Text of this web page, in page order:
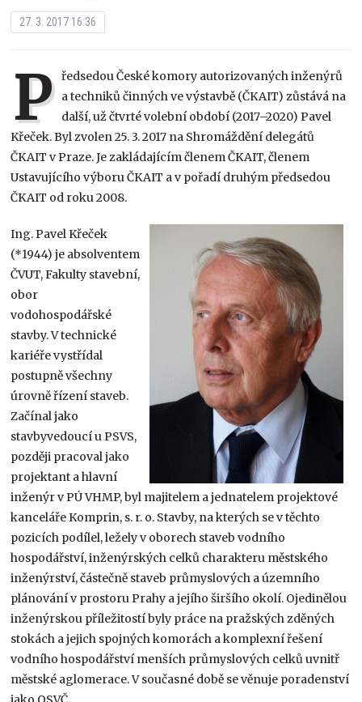
27. 3. 2017 16:36
P ředsedou České komory autorizovaných inženýrů
a techniků činných ve výstavbě (ČKAIT) zůstává na
další, už čtvrté volební období (2017–2020) Pavel
Křeček. Byl zvolen 25. 3. 2017 na Shromáždění delegátů
ČKAIT v Praze. Je zakládajícím členem ČKAIT, členem
Ustavujícího výboru ČKAIT a v pořadí druhým předsedou
ČKAIT od roku 2008.
Ing. Pavel Křeček
(*1944) je absolventem
ČVUT, Fakulty stavební,
obor
vodohospodářské
stavby. V technické
kariéře vystřídal
postupně všechny
úrovně řízení staveb.
Začínal jako
stavbyvedoucí u PSVS,
později pracoval jako
projektant a hlavní
inženýr v PÚ VHMP, byl majitelem a jednatelem projektové
kanceláře Komprin, s. r. o. Stavby, na kterých se v těchto
pozicích podílel, ležely v oborech staveb vodního
hospodářství, inženýrských celků charakteru městského
inženýrství, částečně staveb průmyslových a územního
plánování v prostoru Prahy a jejího širšího okolí. Ojedinělou
inženýrskou příležitostí byly práce na pražských zděných
stokách a jejich spojných komorách a komplexní řešení
vodního hospodářství menších průmyslových celků uvnitř
městské aglomerace. V současné době se věnuje poradenství